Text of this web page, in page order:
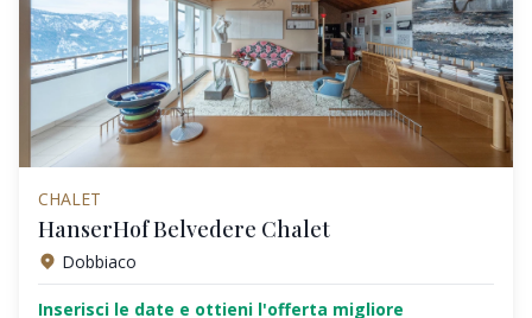
CHALET
HanserHof Belvedere Chalet
Dobbiaco
Inserisci le date e ottieni l'offerta migliore